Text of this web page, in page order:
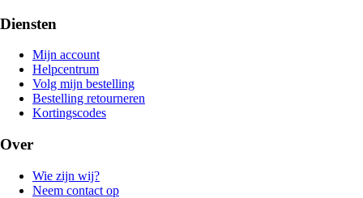
Diensten
Mijn account
Helpcentrum
Volg mijn bestelling
Bestelling retourneren
Kortingscodes
Over
Wie zijn wij?
Neem contact op